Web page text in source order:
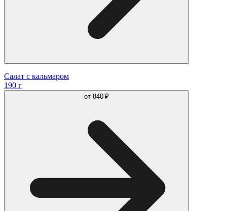
Салат с кальмаром
190 г
от 840 ₽